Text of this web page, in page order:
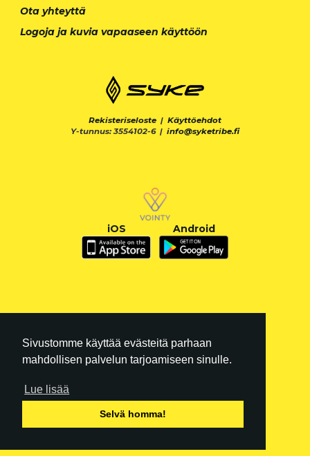
Sivustomme käyttää evästeitä parhaan
mahdollisen palvelun tarjoamiseen sinulle.
Lue lisää
Selvä homma!
Ota yhteyttä
Logoja ja kuvia vapaaseen käyttöön
Rekisteriseloste | Käyttöehdot
Y-tunnus: 3554102-6 | info@syketribe.fi
iOS Android